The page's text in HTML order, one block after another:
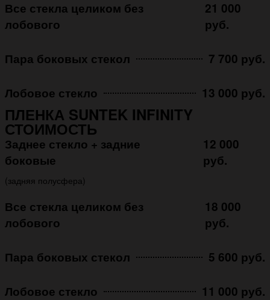
Все стекла целиком без
лобового
21 000
руб.
Пара боковых стекол 7 700 руб.
Лобовое стекло 13 000 руб.
ПЛЕНКА SUNTEK INFINITY
СТОИМОСТЬ
Заднее стекло + задние
боковые
12 000
руб.
(задняя полусфера)
Все стекла целиком без
лобового
18 000
руб.
Пара боковых стекол 5 600 руб.
Лобовое стекло 11 000 руб.